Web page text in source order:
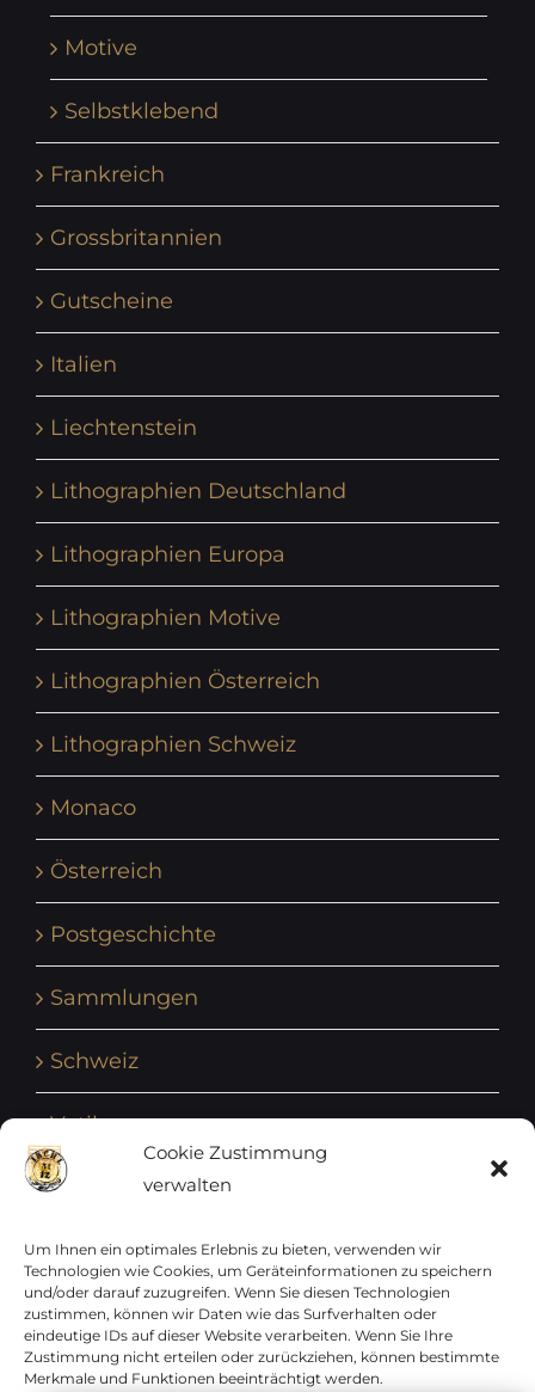
Cookie Zustimmung
verwalten
Um Ihnen ein optimales Erlebnis zu bieten, verwenden wir
Technologien wie Cookies, um Geräteinformationen zu speichern
und/oder darauf zuzugreifen. Wenn Sie diesen Technologien
zustimmen, können wir Daten wie das Surfverhalten oder
eindeutige IDs auf dieser Website verarbeiten. Wenn Sie Ihre
Zustimmung nicht erteilen oder zurückziehen, können bestimmte
Merkmale und Funktionen beeinträchtigt werden.
Motive
Selbstklebend
Frankreich
Grossbritannien
Gutscheine
Italien
Liechtenstein
Lithographien Deutschland
Lithographien Europa
Lithographien Motive
Lithographien Österreich
Lithographien Schweiz
Monaco
Österreich
Postgeschichte
Sammlungen
Schweiz
Vatikan
Vereinte Nationen
Vorphilatelie
Zensurbelege Österreich
Zensurbelege Schweiz